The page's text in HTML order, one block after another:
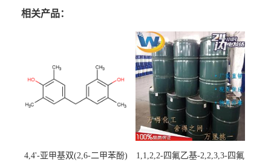
相关产品：
4,4'-亚甲基双(2,6-二甲苯酚)
1,1,2,2-四氟乙基-2,2,3,3-四氟